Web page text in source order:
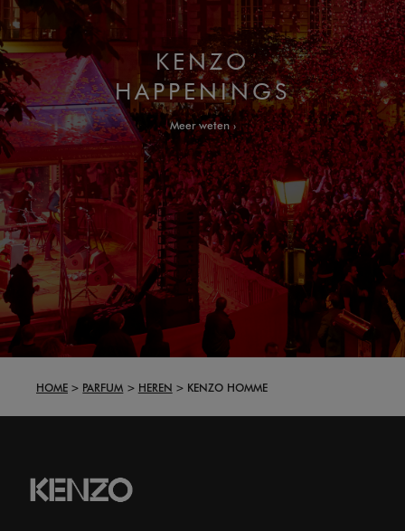
KENZO
HAPPENINGS
Meer weten
HOME PARFUM HEREN KENZO HOMME